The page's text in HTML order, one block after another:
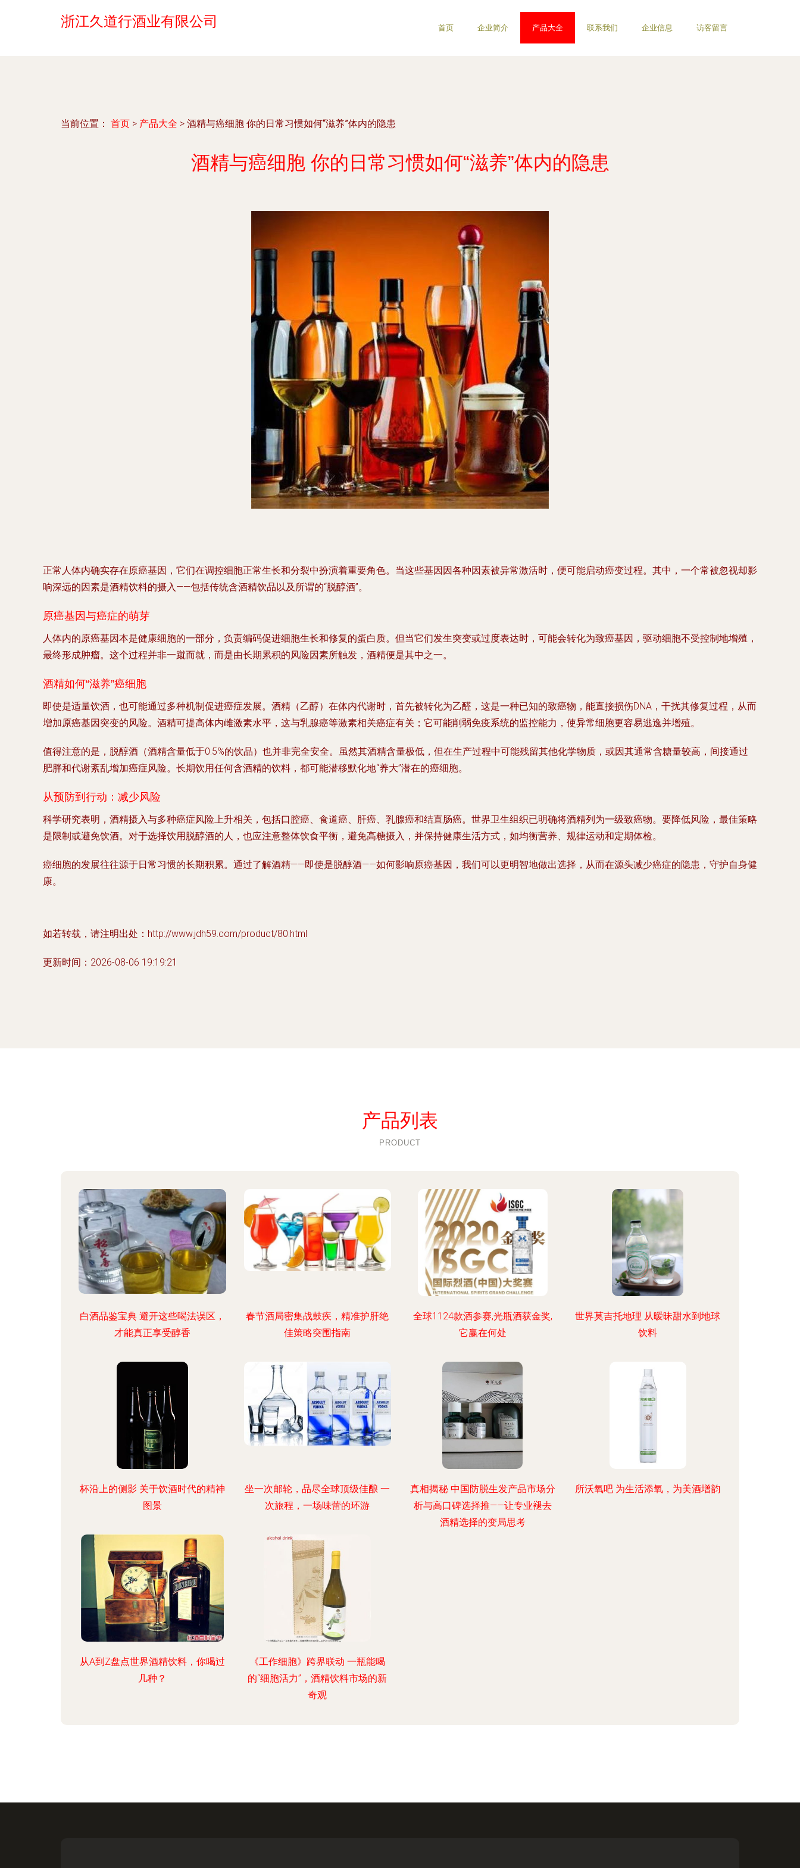
浙江久道行酒业有限公司 首页 企业简介 产品大全 联系我们 企业信息 访客留言
当前位置： 首页 > 产品大全 > 酒精与癌细胞 你的日常习惯如何“滋养”体内的隐患
酒精与癌细胞 你的日常习惯如何“滋养”体内的隐患
正常人体内确实存在原癌基因，它们在调控细胞正常生长和分裂中扮演着重要角色。当这些基因因各种因素被异常激活时，便可能启动癌变过程。其中，一个常被忽视却影
响深远的因素是酒精饮料的摄入——包括传统含酒精饮品以及所谓的“脱醇酒”。
原癌基因与癌症的萌芽
人体内的原癌基因本是健康细胞的一部分，负责编码促进细胞生长和修复的蛋白质。但当它们发生突变或过度表达时，可能会转化为致癌基因，驱动细胞不受控制地增殖，
最终形成肿瘤。这个过程并非一蹴而就，而是由长期累积的风险因素所触发，酒精便是其中之一。
酒精如何“滋养”癌细胞
即使是适量饮酒，也可能通过多种机制促进癌症发展。酒精（乙醇）在体内代谢时，首先被转化为乙醛，这是一种已知的致癌物，能直接损伤DNA，干扰其修复过程，从而
增加原癌基因突变的风险。酒精可提高体内雌激素水平，这与乳腺癌等激素相关癌症有关；它可能削弱免疫系统的监控能力，使异常细胞更容易逃逸并增殖。
值得注意的是，脱醇酒（酒精含量低于0.5%的饮品）也并非完全安全。虽然其酒精含量极低，但在生产过程中可能残留其他化学物质，或因其通常含糖量较高，间接通过
肥胖和代谢紊乱增加癌症风险。长期饮用任何含酒精的饮料，都可能潜移默化地“养大”潜在的癌细胞。
从预防到行动：减少风险
科学研究表明，酒精摄入与多种癌症风险上升相关，包括口腔癌、食道癌、肝癌、乳腺癌和结直肠癌。世界卫生组织已明确将酒精列为一级致癌物。要降低风险，最佳策略
是限制或避免饮酒。对于选择饮用脱醇酒的人，也应注意整体饮食平衡，避免高糖摄入，并保持健康生活方式，如均衡营养、规律运动和定期体检。
癌细胞的发展往往源于日常习惯的长期积累。通过了解酒精——即使是脱醇酒——如何影响原癌基因，我们可以更明智地做出选择，从而在源头减少癌症的隐患，守护自身健
康。
如若转载，请注明出处：http://www.jdh59.com/product/80.html
更新时间：2026-08-06 19:19:21
产品列表
PRODUCT
白酒品鉴宝典 避开这些喝法误区，
才能真正享受醇香
春节酒局密集战鼓疾，精准护肝绝
佳策略突围指南
全球1124款酒参赛,光瓶酒获金奖,
它赢在何处
世界莫吉托地理 从暧昧甜水到地球
饮料
杯沿上的侧影 关于饮酒时代的精神
图景
坐一次邮轮，品尽全球顶级佳酿 一
次旅程，一场味蕾的环游
真相揭秘 中国防脱生发产品市场分
析与高口碑选择推——让专业褪去
酒精选择的变局思考
所沃氧吧 为生活添氧，为美酒增韵
从A到Z盘点世界酒精饮料，你喝过
几种？
《工作细胞》跨界联动 一瓶能喝
的“细胞活力”，酒精饮料市场的新
奇观